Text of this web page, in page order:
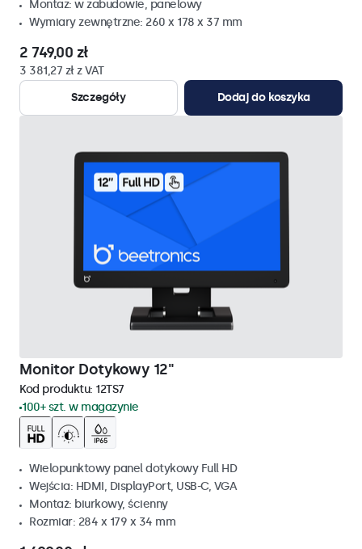
Montaz: w zabudowie, panelowy
Wymiary zewnętrzne: 260 x 178 x 37 mm
2 749,00 zł
3 381,27 zł z VAT
Szczegóły
Dodaj do koszyka
Monitor Dotykowy 12"
Kod produktu: 12TS7
100+ szt. w magazynie
Wielopunktowy panel dotykowy Full HD
Wejścia: HDMI, DisplayPort, USB-C, VGA
Montaż: biurkowy, ścienny
Rozmiar: 284 x 179 x 34 mm